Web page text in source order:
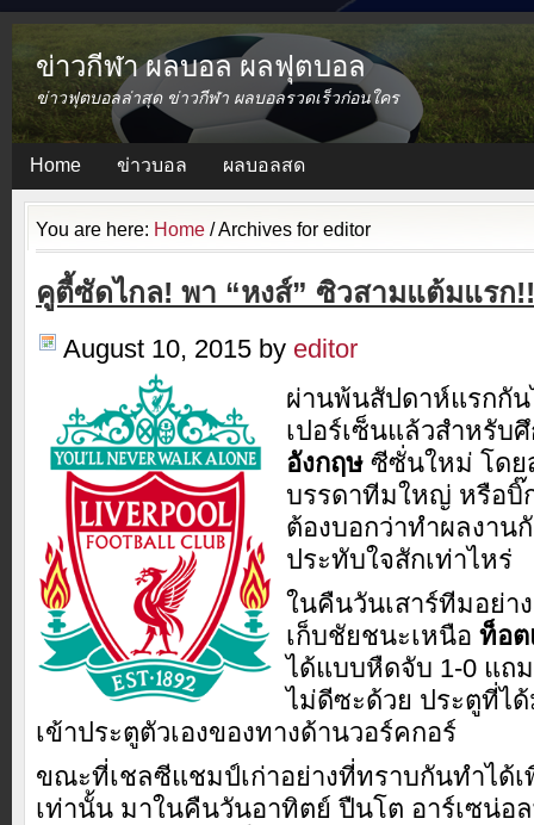
ข่าวกีฬา ผลบอล ผลฟุตบอล
ข่าวฟุตบอลล่าสุด ข่าวกีฬา ผลบอลรวดเร็วก่อนใคร
Home ข่าวบอล ผลบอลสด
You are here: Home /Archives for editor
คูตี้ซัดไกล! พา “หงส์” ซิวสามแต้มแรก!!
August 10, 2015 by editor
ผ่านพ้นสัปดาห์แรกกัน
เปอร์เซ็นแล้วสำหรับ
อังกฤษ ซีซั่นใหม่ โด
บรรดาทีมใหญ่ หรือบิ๊
ต้องบอกว่าทำผลงาน
ประทับใจสักเท่าไหร่
ในคืนวันเสาร์ทีมอย่า
เก็บชัยชนะเหนือ ท็อต
ได้แบบหืดจับ 1-0 แถ
ไม่ดีซะด้วย ประตูที่ไ
เข้าประตูตัวเองของทางด้านวอร์คกอร์
ขณะที่เชลซีแชมป์เก่าอย่างที่ทราบกันทำได้เ
เท่านั้น มาในคืนวันอาทิตย์ ปืนโต อาร์เซน่อ